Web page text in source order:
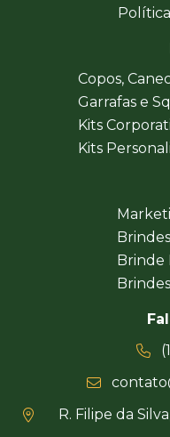
Copos,
Garrafas e
Kits
Kits
Brinde
R. Filipe da